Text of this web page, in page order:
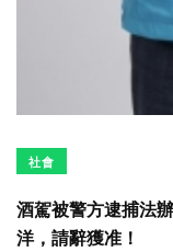
社會
酒駕被警方逮捕法
洋，請辭獲准！